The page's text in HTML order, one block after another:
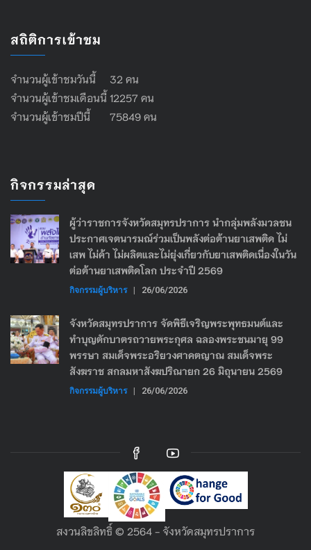
สถิติการเข้าชม
จำนวนผู้เข้าชมวันนี้ 32 คน
จำนวนผู้เข้าชมเดือนนี้ 12257 คน
จำนวนผู้เข้าชมปีนี้ 75849 คน
กิจกรรมล่าสุด
ผู้ว่าราชการจังหวัดสมุทรปราการ นำกลุ่มพลังมวลชน
ประกาศเจตนารมณ์ร่วมเป็นพลังต่อต้านยาเสพติด ไม่
เสพ ไม่ค้า ไม่ผลิตและไม่ยุ่งเกี่ยวกับยาเสพติดเนื่องในวัน
ต่อต้านยาเสพติดโลก ประจำปี 2569
กิจกรรมผู้บริหาร | 26/06/2026
จังหวัดสมุทรปราการ จัดพิธีเจริญพระพุทธมนต์และ
ทำบุญตักบาตรถวายพระกุศล ฉลองพระชนมายุ 99
พรรษา สมเด็จพระอริยวงศาคตญาณ สมเด็จพระ
สังฆราช สกลมหาสังฆปริณายก 26 มิถุนายน 2569
กิจกรรมผู้บริหาร | 26/06/2026
สงวนลิขลิทธิ์ © 2564 - จังหวัดสมุทรปราการ